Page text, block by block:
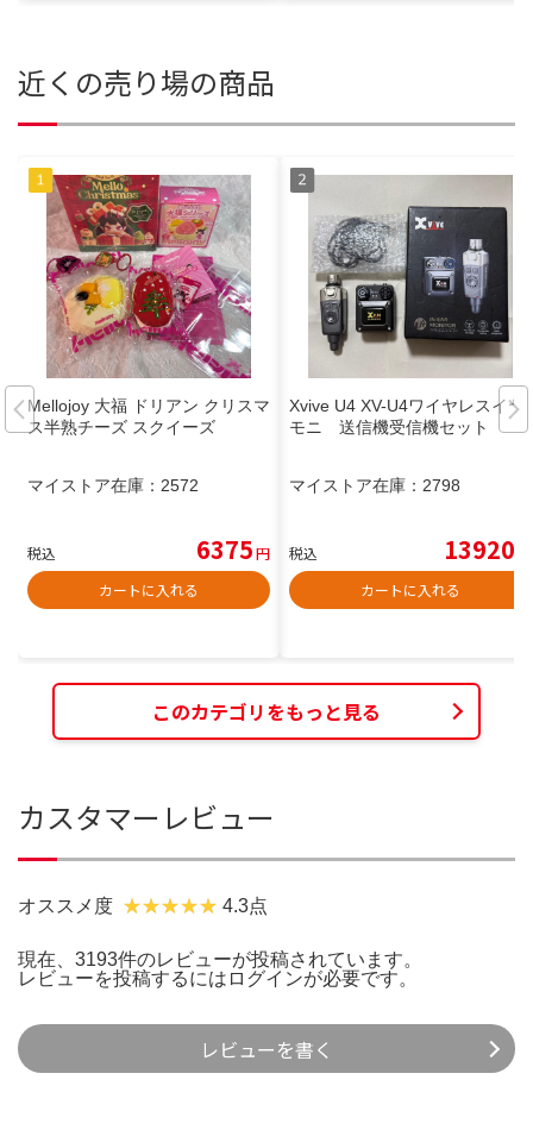
近くの売り場の商品
Mellojoy 大福 ドリアン クリスマ
ス半熟チーズ スクイーズ
マイストア在庫： 2572
税込 6375円
カートに入れる
Xvive U4 XV-U4ワイヤレスイヤ
モニ 送信機受信機セット
マイストア在庫： 2798
税込 13920
カートに入れる
このカテゴリをもっと見る
カスタマーレビュー
オススメ度 4.3点
現在、3193件のレビューが投稿されています。
レビューを投稿するには ログインが必要です。
レビューを書く